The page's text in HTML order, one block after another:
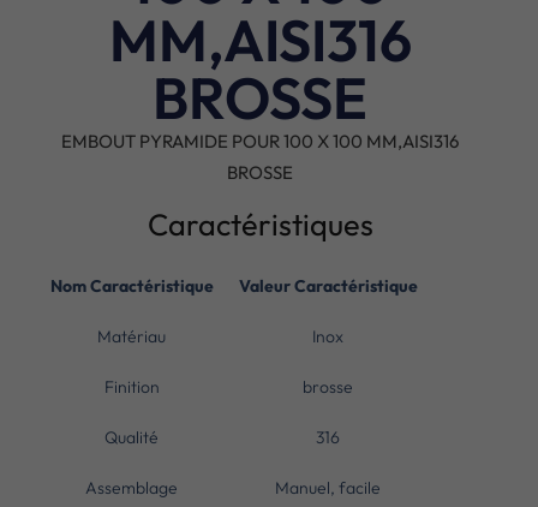
MM,AISI316
BROSSE
EMBOUT PYRAMIDE POUR 100 X 100 MM,AISI316
BROSSE
Caractéristiques
Nom Caractéristique Valeur Caractéristique
Matériau Inox
Finition brosse
Qualité 316
Assemblage Manuel, facile